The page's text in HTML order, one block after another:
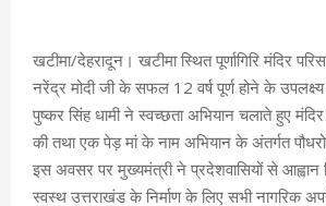
खटीमा/देहरादून। खटीमा स्थित पूर्णागिरि मंदिर
नरेंद्र मोदी जी के सफल 12 वर्ष पूर्ण होने के
पुष्कर सिंह धामी ने स्वच्छता अभियान चलाते हुए
की तथा एक पेड़ मां के नाम अभियान के अंतर्गत
इस अवसर पर मुख्यमंत्री ने प्रदेशवासियों से
स्वस्थ उत्तराखंड के निर्माण के लिए सभी नागरिक